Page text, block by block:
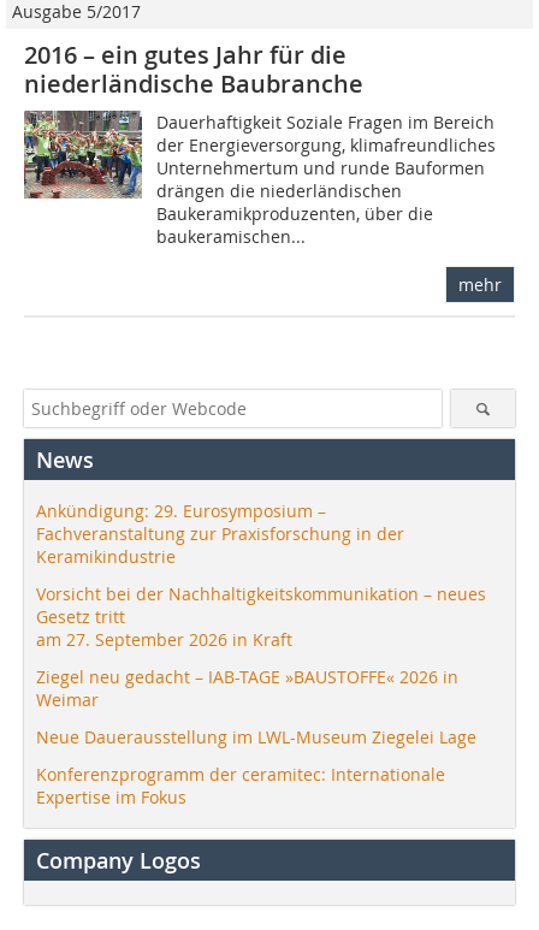
Ausgabe 5/2017
2016 – ein gutes Jahr für die
niederländische Baubranche
Dauerhaftigkeit Soziale Fragen im Bereich
der Energieversorgung, klimafreundliches
Unternehmertum und runde Bauformen
drängen die niederländischen
Baukeramikproduzenten, über die
baukeramischen...
mehr
News
Ankündigung: 29. Eurosymposium –
Fachveranstaltung zur Praxisforschung in der
Keramikindustrie
Vorsicht bei der Nachhaltigkeitskommunikation – neues
Gesetz tritt
am 27. September 2026 in Kraft
Ziegel neu gedacht – IAB-TAGE »BAUSTOFFE« 2026 in
Weimar
Neue Dauerausstellung im LWL-Museum Ziegelei Lage
Konferenzprogramm der ceramitec: Internationale
Expertise im Fokus
Company Logos